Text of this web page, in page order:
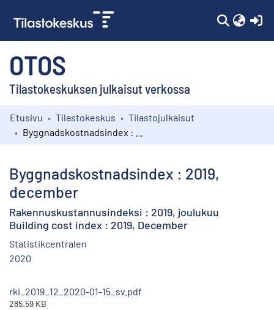
OTOS
Tilastokeskuksen julkaisut verkossa
Kokoelmat
Etusivu Tilastokeskus
Tilastojulkaisut
Byggnadskostnadsindex : 2019,
december
Rakennuskustannusindeksi : 2019, joulukuu
Building cost index : 2019, December
Statistikcentralen
2020
rki_2019_12_2020-01-15_sv.pdf
285.59 KB